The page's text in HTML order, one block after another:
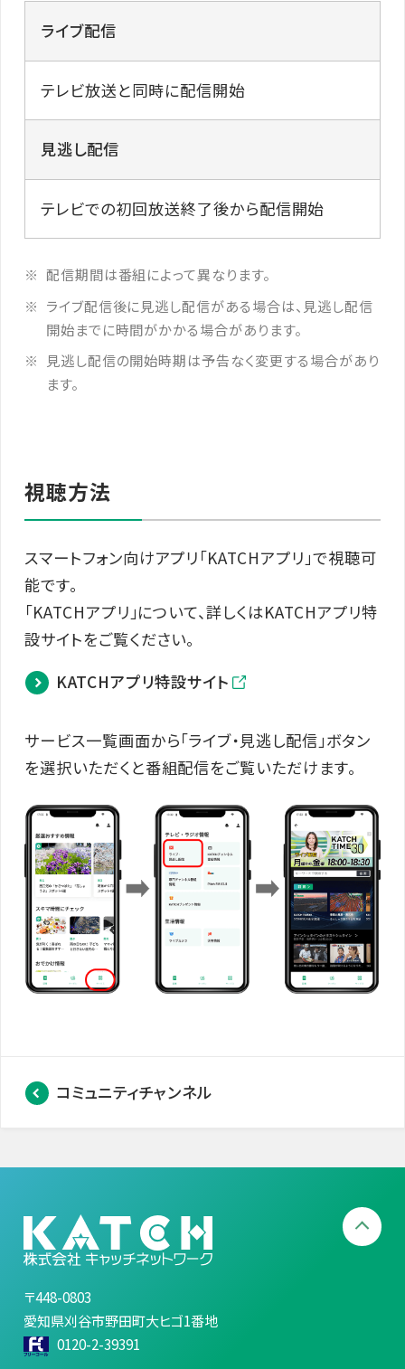
ライブ配信
テレビ放送と同時に配信開始
見逃し配信
テレビでの初回放送終了後から配信開始
配信期間は番組によって異なります。
ライブ配信後に見逃し配信がある場合は、見逃し配信
開始までに時間がかかる場合があります。
見逃し配信の開始時期は予告なく変更する場合があり
ます。
視聴方法
スマートフォン向けアプリ「KATCHアプリ」で視聴可
能です。
「KATCHアプリ」について、詳しくはKATCHアプリ特
設サイトをご覧ください。
KATCHアプリ特設サイト
サービス一覧画面から「ライブ・見逃し配信」ボタン
を選択いただくと番組配信をご覧いただけます。
コミュニティチャンネル
〒448-0803
愛知県刈谷市野田町大ヒゴ1番地
0120-2-39391